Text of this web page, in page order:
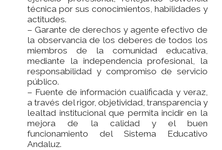
técnica por sus conocimientos, habilidades y
actitudes.
– Garante de derechos y agente efectivo de
la observancia de los deberes de todos los
miembros de la comunidad educativa,
mediante la independencia profesional, la
responsabilidad y compromiso de servicio
público.
– Fuente de información cualificada y veraz,
a través del rigor, objetividad, transparencia y
lealtad institucional que permita incidir en la
mejora de la calidad y el buen
funcionamiento del Sistema Educativo
Andaluz.